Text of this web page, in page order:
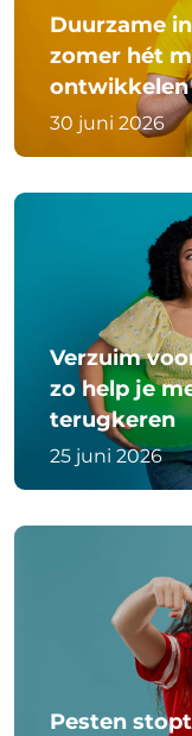
Duurzame
zomer hét
ontwikkelen
30 juni 2026
Verzuim
zo help je
terugkeren
25 juni 2026
Pesten